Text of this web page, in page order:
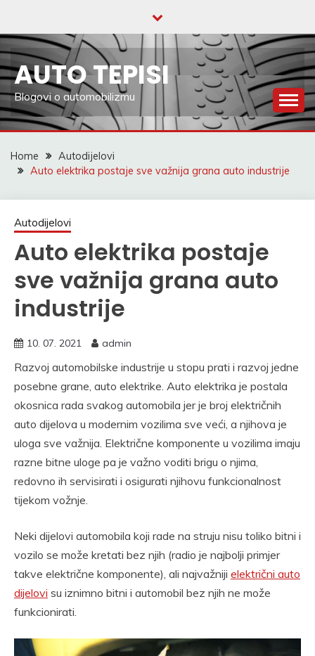
content
AUTO TEPISI
Blogovi o automobilizmu
Home
Autodijelovi
Auto elektrika postaje sve važnija grana auto industrije
Autodijelovi
Auto elektrika postaje
sve važnija grana auto
industrije
10. 07. 2021 admin
Razvoj automobilske industrije u stopu prati i razvoj jedne
posebne grane, auto elektrike. Auto elektrika je postala
okosnica rada svakog automobila jer je broj električnih
auto dijelova u modernim vozilima sve veći, a njihova je
uloga sve važnija. Električne komponente u vozilima imaju
razne bitne uloge pa je važno voditi brigu o njima,
redovno ih servisirati i osigurati njihovu funkcionalnost
tijekom vožnje.
Neki dijelovi automobila koji rade na struju nisu toliko bitni i
vozilo se može kretati bez njih (radio je najbolji primjer
takve električne komponente), ali najvažniji električni auto
dijelovi su iznimno bitni i automobil bez njih ne može
funkcionirati.